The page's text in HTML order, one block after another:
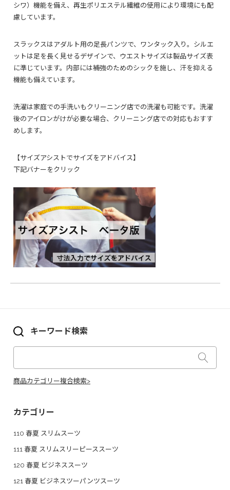
シワ）機能を備え、再生ポリエステル繊維の使用により環境にも配
慮しています。
スラックスはアダルト用の足長パンツで、ワンタック入り。シルエ
ットは足を長く見せるデザインで、ウエストサイズは製品サイズ表
に準じています。内部には補強のためのシックを施し、汗を抑える
機能も備えています。
洗濯は家庭での手洗いもクリーニング店での洗濯も可能です。洗濯
後のアイロンがけが必要な場合、クリーニング店での対応もおすす
めします。
【サイズアシストでサイズをアドバイス】
下記バナーをクリック
キーワード検索
商品カテゴリー複合検索>
カテゴリー
110 春夏 スリムスーツ
111 春夏 スリムスリーピーススーツ
120 春夏 ビジネススーツ
121 春夏 ビジネスツーパンツスーツ